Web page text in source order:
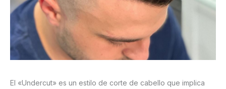
El «Undercut» es un estilo de corte de cabello que implica